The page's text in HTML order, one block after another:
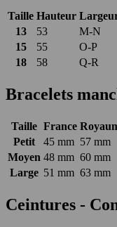
Taille Hauteur
13
53 M-N
15
55 O-P
18
58 Q-R
Bracelets
Taille France
Petit
45 mm 57 mm
Moyen 48 mm 60 mm
Large 51 mm 63 mm
Ceintures -